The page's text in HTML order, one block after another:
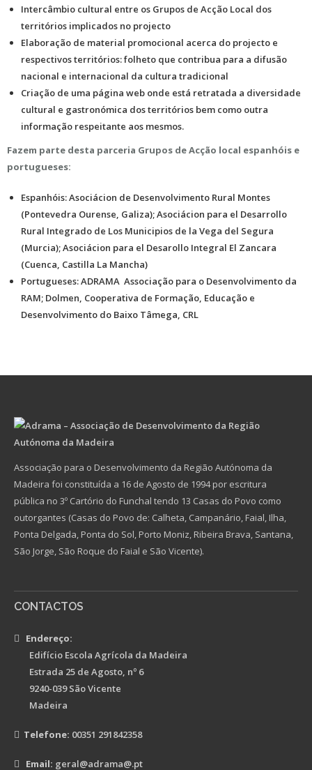
Intercâmbio cultural entre os Grupos de Acção Local dos
territórios implicados no projecto
Elaboração de material promocional acerca do projecto e
respectivos territórios: folheto que contribua para a difusão
nacional e internacional da cultura tradicional
Criação de uma página web onde está retratada a diversidade
cultural e gastronómica dos territórios bem como outra
informação respeitante aos mesmos.
Fazem parte desta parceria Grupos de Acção local espanhóis e
portugueses:
Espanhóis: Asociácion de Desenvolvimento Rural Montes
(Pontevedra Ourense, Galiza); Asociácion para el Desarrollo
Rural Integrado de Los Municipios de la Vega del Segura
(Murcia); Asociácion para el Desarollo Integral El Zancara
(Cuenca, Castilla La Mancha)
Portugueses: ADRAMA  Associação para o Desenvolvimento da
RAM; Dolmen, Cooperativa de Formação, Educação e
Desenvolvimento do Baixo Tâmega, CRL
Associação para o Desenvolvimento da Região Autónoma da
Madeira foi constituída a 16 de Agosto de 1994 por escritura
pública no 3º Cartório do Funchal tendo 13 Casas do Povo como
outorgantes (Casas do Povo de: Calheta, Campanário, Faial, Ilha,
Ponta Delgada, Ponta do Sol, Porto Moniz, Ribeira Brava, Santana,
São Jorge, São Roque do Faial e São Vicente).
CONTACTOS
Endereço:
Edifício Escola Agrícola da Madeira
Estrada 25 de Agosto, nº 6
9240-039 São Vicente
Madeira
Telefone: 00351 291842358
Email: geral@adrama@.pt